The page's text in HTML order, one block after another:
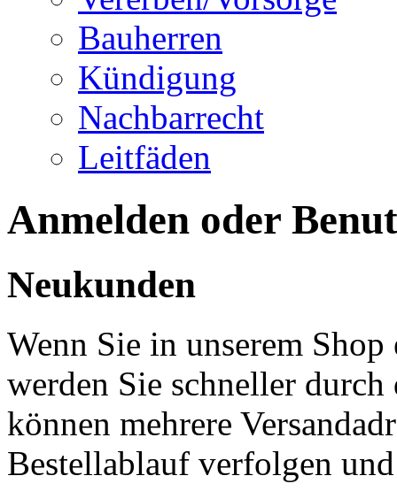
Bauherren
Kündigung
Nachbarrecht
Leitfäden
Anmelden oder
Neukunden
Wenn Sie in unserem
werden Sie schneller
können mehrere
Bestellablauf verfolgen